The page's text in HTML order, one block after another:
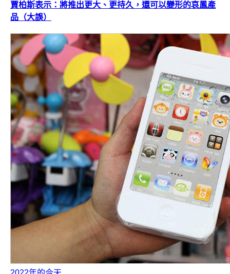
賈柏斯表示：將推出更大、更持久，還可以變形的哀鳳產
品（大誤）